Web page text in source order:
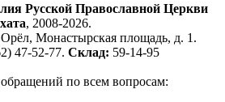
Русской Православной Церкви
, 2008-2026.
Монастырская площадь, д. 1.
47-52-77. Склад: 59-14-95
по всем вопросам: